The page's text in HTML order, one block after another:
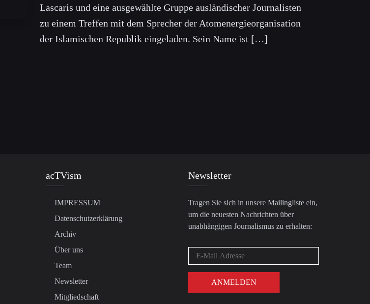
Lascaris und eine ausgewählte Gruppe ausländischer Journalisten
zu einem Treffen mit dem Sprecher der Atomenergieorganisation
der Islamischen Republik eingeladen. Sein Name ist […]
acTVism
IMPRESSUM
Datenschutzerklärung
Archiv
Über uns
Team
Newsletter
Mitgliedschaft
Newsletter
Tragen Sie sich in unsere Mailingliste ein,
um die neuesten Nachrichten über
unabhängigen Journalismus zu erhalten: